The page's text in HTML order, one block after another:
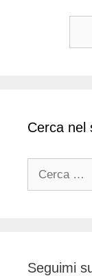
Cerca nel
Seguimi